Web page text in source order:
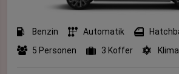
Benzin Automatik
5 Personen
3 Koffer